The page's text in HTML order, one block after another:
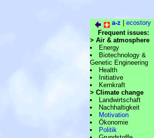
a-z ecostory
Frequent issues:
> Air & atmosphere
Energy
Biotechnology &
Genetic Engineering
Health
Initiative
Kernkraft
> Climate change
Landwirtschaft
Nachhaltigkeit
Motivation
Ökonomie
Politik